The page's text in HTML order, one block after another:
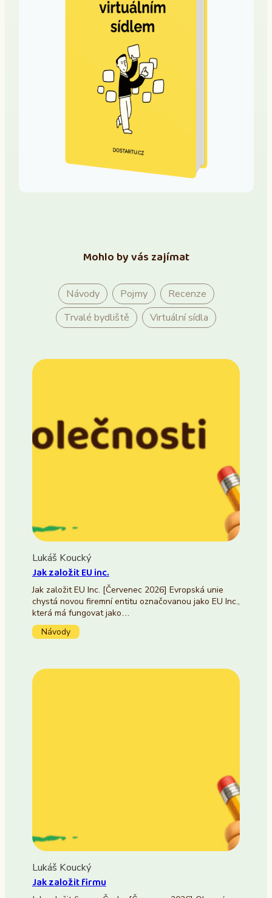
Mohlo by vás zajímat
Návody Pojmy
Recenze
Trvalé bydliště
Virtuální sídla
Lukáš Koucký
Jak založit EU inc.
Jak založit EU Inc. [Červenec 2026] Evropská unie
chystá novou firemní entitu označovanou jako EU Inc.,
která má fungovat jako…
Návody
Lukáš Koucký
Jak založit firmu